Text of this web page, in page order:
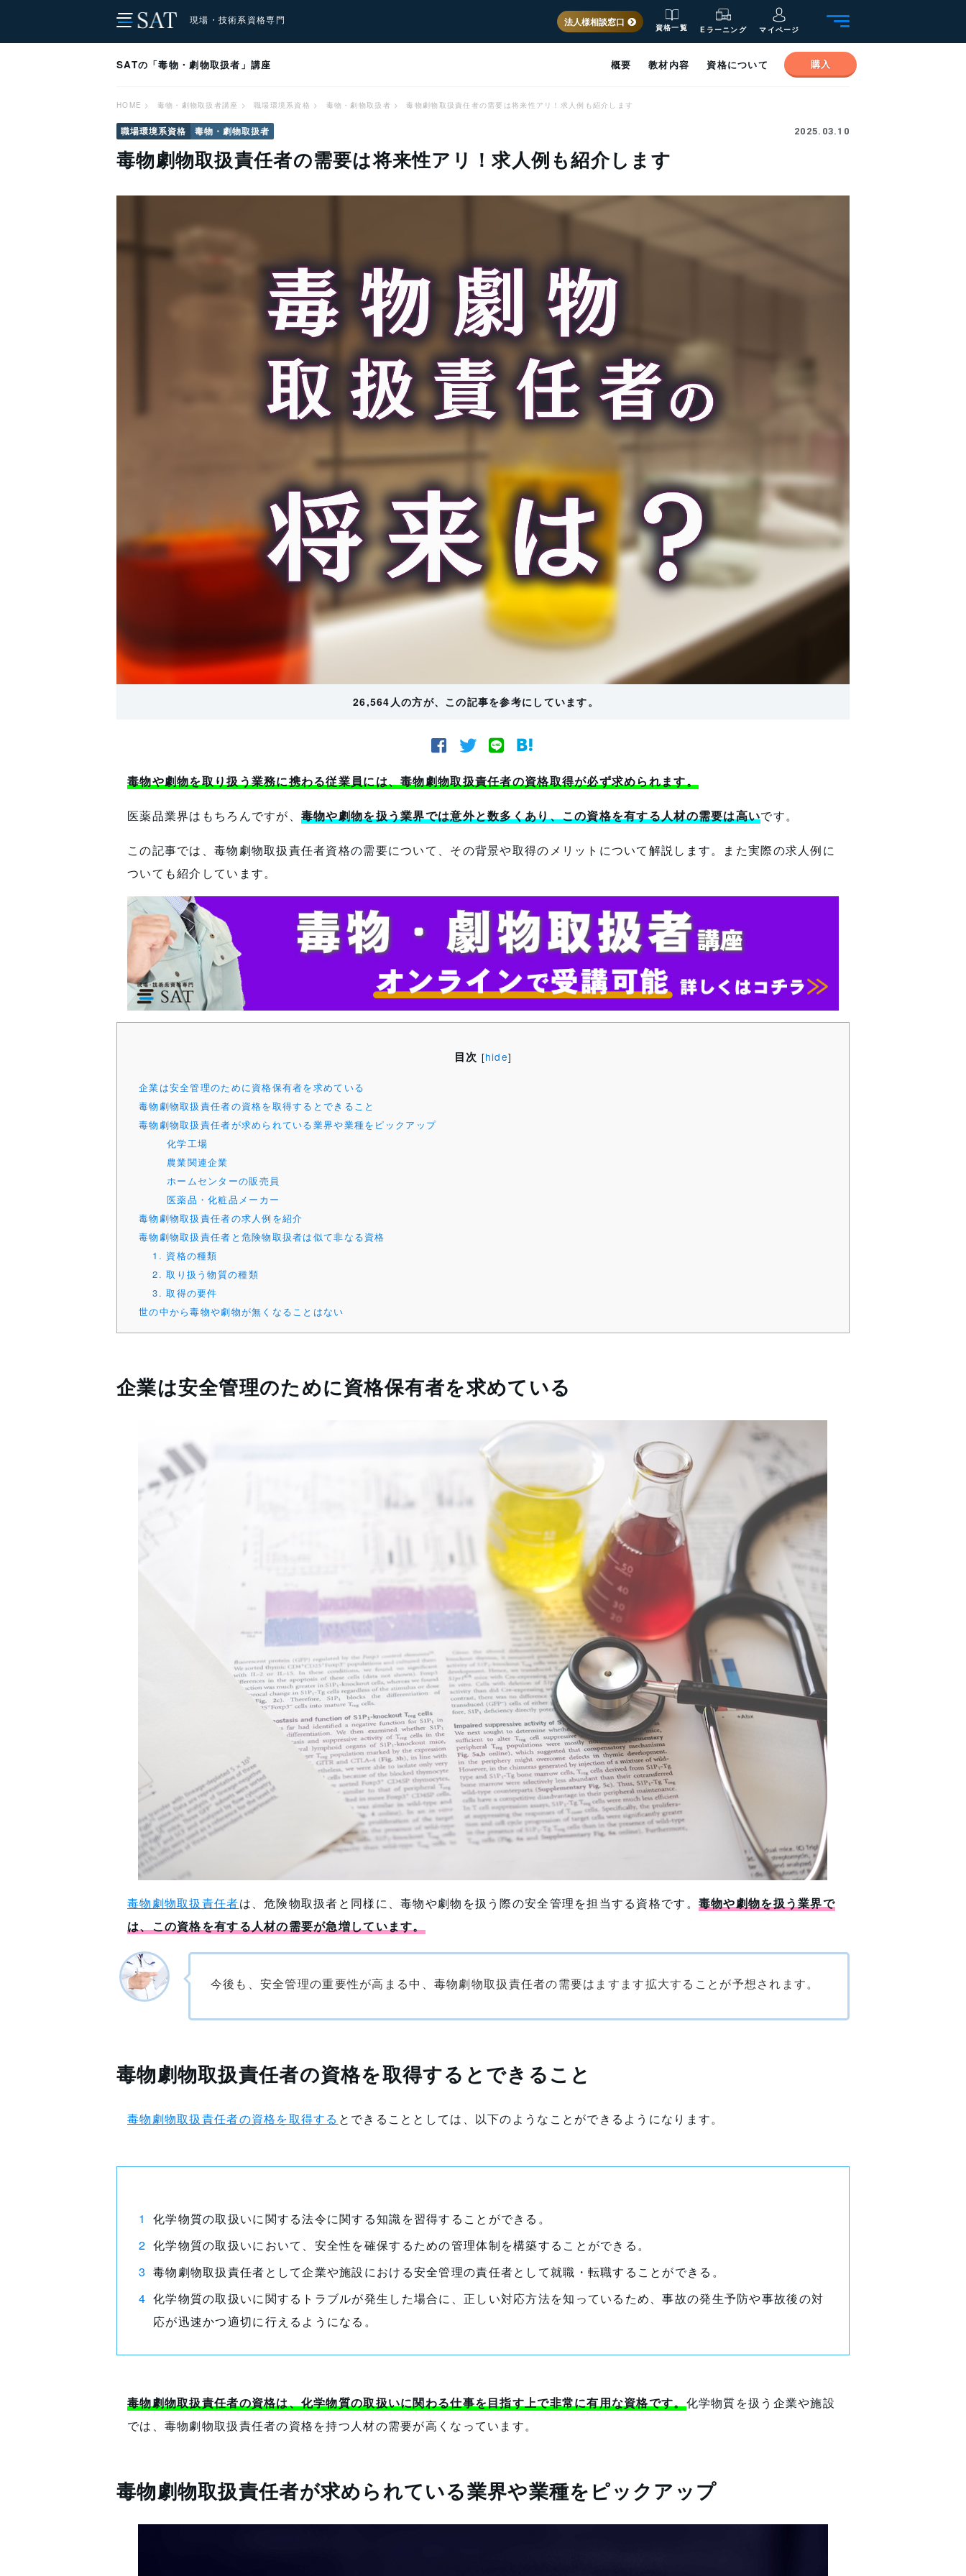
現場・技術系資格専門 法人様相談窓口 資格一覧 Eラーニング マイページ
SATの「毒物・劇物取扱者」講座 概要 教材内容 資格について 購入
HOME > 毒物・劇物取扱者講座 > 職場環境系資格 > 毒物・劇物取扱者 > 毒物劇物取扱責任者の需要は将来性アリ！求人例も紹介します
職場環境系資格 毒物・劇物取扱者 2025.03.10
毒物劇物取扱責任者の需要は将来性アリ！求人例も紹介します
26,564人の方が、この記事を参考にしています。
毒物や劇物を取り扱う業務に携わる従業員には、毒物劇物取扱責任者の資格取得が必ず求められます。
医薬品業界はもちろんですが、 毒物や劇物を扱う業界では意外と数多くあり、この資格を有する人材の需要は高いです。
この記事では、毒物劇物取扱責任者資格の需要について、その背景や取得のメリットについて解説します。また実際の求人例に
ついても紹介しています。
目次 [hide]
企業は安全管理のために資格保有者を求めている
毒物劇物取扱責任者の資格を取得するとできること
毒物劇物取扱責任者が求められている業界や業種をピックアップ
化学工場
農業関連企業
ホームセンターの販売員
医薬品・化粧品メーカー
毒物劇物取扱責任者の求人例を紹介
毒物劇物取扱責任者と危険物取扱者は似て非なる資格
1. 資格の種類
2. 取り扱う物質の種類
3. 取得の要件
世の中から毒物や劇物が無くなることはない
企業は安全管理のために資格保有者を求めている
毒物劇物取扱責任者は、危険物取扱者と同様に、毒物や劇物を扱う際の安全管理を担当する資格です。 毒物や劇物を扱う業界で
は、この資格を有する人材の需要が急増しています。
今後も、安全管理の重要性が高まる中、毒物劇物取扱責任者の需要はますます拡大することが予想されます。
毒物劇物取扱責任者の資格を取得するとできること
毒物劇物取扱責任者の資格を取得する とできることとしては、以下のようなことができるようになります。
化学物質の取扱いに関する法令に関する知識を習得することができる。
化学物質の取扱いにおいて、安全性を確保するための管理体制を構築することができる。
毒物劇物取扱責任者として企業や施設における安全管理の責任者として就職・転職することができる。
化学物質の取扱いに関するトラブルが発生した場合に、正しい対応方法を知っているため、事故の発生予防や事故後の対
応が迅速かつ適切に行えるようになる。
毒物劇物取扱責任者の資格は、化学物質の取扱いに関わる仕事を目指す上で非常に有用な資格です。化学物質を扱う企業や施設
では、毒物劇物取扱責任者の資格を持つ人材の需要が高くなっています。
毒物劇物取扱責任者が求められている業界や業種をピックアップ